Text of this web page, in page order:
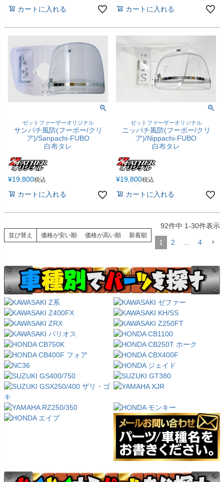
カートに入れる カートに入れる
ゼットファーザーオリジナル
サンパチ風防(フーボー/クリ
ア)/Sanpachi-FUBO
白布タレ
¥19,800税込
カートに入れる
ゼットファーザーオリジナル
ニッパチ風防(フーボー/クリ
ア)/Nippachi-FUBO
白布タレ
¥19,800税込
カートに入れる
並び替え 価格が安い順 価格が高い順 新着順
92件中 1-30件表示
1 2 … 4